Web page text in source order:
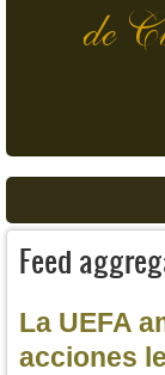
de
Feed
La UEFA
acciones